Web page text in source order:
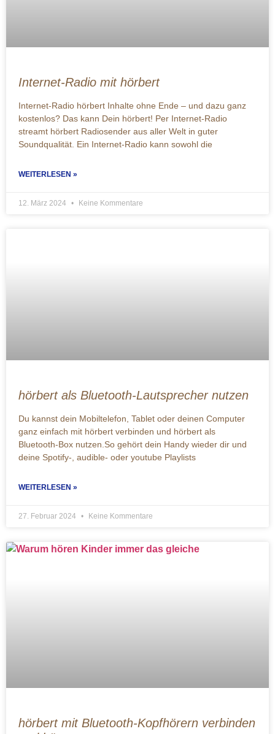
Internet-Radio mit hörbert
Internet-Radio hörbert Inhalte ohne Ende – und dazu ganz
kostenlos? Das kann Dein hörbert! Per Internet-Radio
streamt hörbert Radiosender aus aller Welt in guter
Soundqualität. Ein Internet-Radio kann sowohl die
WEITERLESEN »
12. März 2024 Keine Kommentare
hörbert als Bluetooth-Lautsprecher nutzen
Du kannst dein Mobiltelefon, Tablet oder deinen Computer
ganz einfach mit hörbert verbinden und hörbert als
Bluetooth-Box nutzen.So gehört dein Handy wieder dir und
deine Spotify-, audible- oder youtube Playlists
WEITERLESEN »
27. Februar 2024 Keine Kommentare
hörbert mit Bluetooth-Kopfhörern verbinden